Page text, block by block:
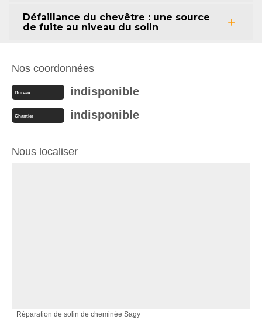
Défaillance du chevêtre : une source
de fuite au niveau du solin
Nos coordonnées
Bureau indisponible
Chantier indisponible
Nous localiser
Réparation de solin de cheminée Sagy